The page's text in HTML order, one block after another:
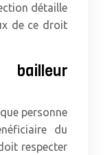
détaille
de ce droit
personne
du
respecter